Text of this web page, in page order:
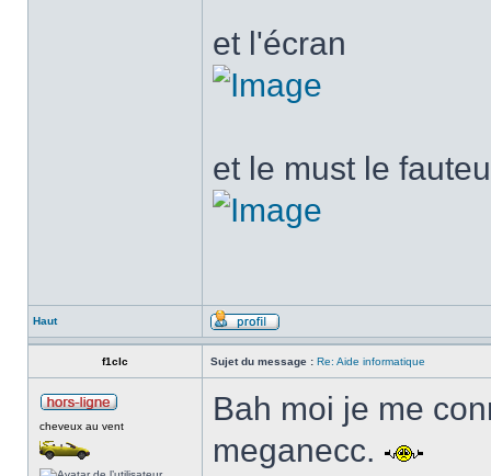
et l'écran
et le must le
Haut
f1clc Sujet du message : Re: Aide informatique
cheveux au vent
Bah moi je me
meganecc.